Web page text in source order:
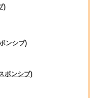
)
ンシブ)
ポンシブ)